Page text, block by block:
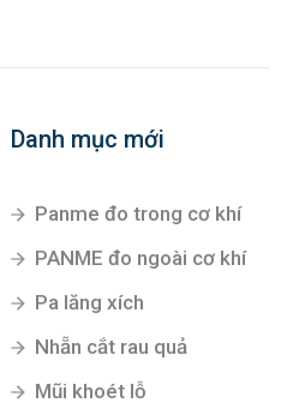
Danh mục mới
Panme đo trong cơ khí
PANME đo ngoài cơ khí
Pa lăng xích
Nhẵn cắt rau quả
Mũi khoét lỗ